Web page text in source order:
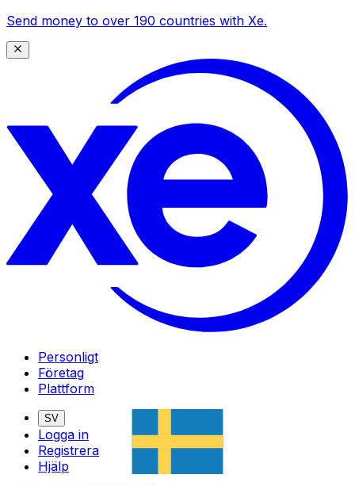
Send money to over 190 countries with Xe.
Personligt
Företag
Plattform
SV
Logga in
Registrera
Hjälp